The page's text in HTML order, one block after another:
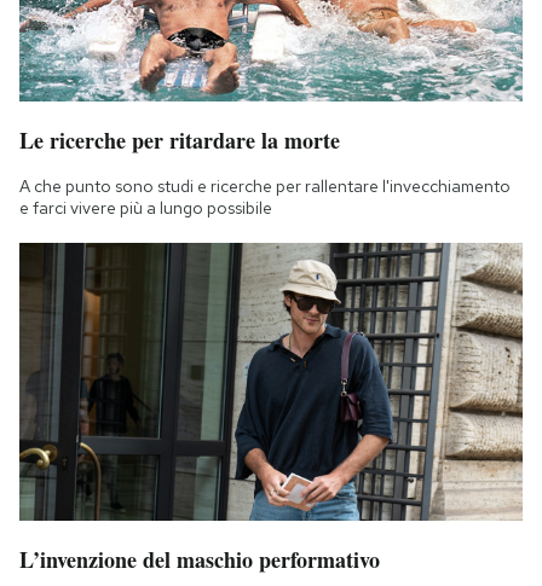
Le ricerche per ritardare la morte
A che punto sono studi e ricerche per rallentare l'invecchiamento
e farci vivere più a lungo possibile
L’invenzione del maschio performativo